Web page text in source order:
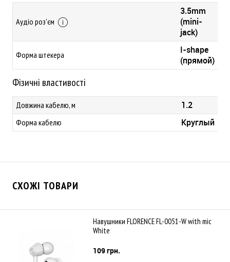
Аудіо роз'єм
3.5mm
(mini-
jack)
Форма штекера
I-shape
(прямой)
Фізичні властивості
Довжина кабелю, м 1.2
Форма кабелю Круглый
СХОЖІ ТОВАРИ
Навушники FLORENCE FL-0051-W with mic
White
109 грн.